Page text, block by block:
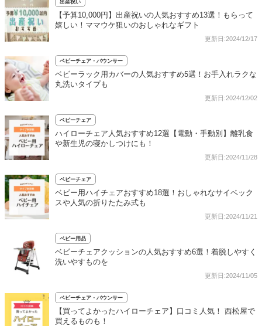
出産祝い
【予算10,000円】出産祝いの人気おすすめ13選！もらって
嬉しい！ママウケ狙いのおしゃれなギフト
更新日:2024/12/17
ベビーチェア・バウンサー
ベビーラック用カバーの人気おすすめ5選！お手入れラクな
丸洗いタイプも
更新日:2024/12/02
ベビーチェア
ハイローチェア人気おすすめ12選【電動・手動別】離乳食
や新生児の寝かしつけにも！
更新日:2024/11/28
ベビーチェア
ベビー用ハイチェアおすすめ18選！おしゃれなサイベック
スや人気の折りたたみ式も
更新日:2024/11/21
ベビー用品
ベビーチェアクッションの人気おすすめ6選！着脱しやすく
洗いやすものを
更新日:2024/11/05
ベビーチェア・バウンサー
【買ってよかったハイローチェア】口コミ人気！ 西松屋で
買えるものも！